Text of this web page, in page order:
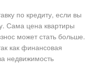
по кредиту, если вы
Сама цена квартиры
может стать больше.
как финансовая
недвижимость